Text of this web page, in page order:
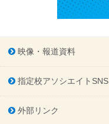
映像・報道資料
指定校アソシエイトSNS
外部リンク